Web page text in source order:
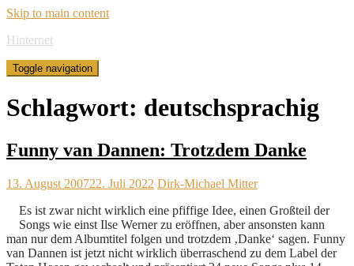
Skip to main content
Hinternet
Toggle navigation
Schlagwort: deutschsprachig
Funny van Dannen: Trotzdem Danke
13. August 200722. Juli 2022 Dirk-Michael Mitter
Es ist zwar nicht wirklich eine pfiffige Idee, einen Großteil der
Songs wie einst Ilse Werner zu eröffnen, aber ansonsten kann
man nur dem Albumtitel folgen und trotzdem ‚Danke‘ sagen. Funny
van Dannen ist jetzt nicht wirklich überraschend zu dem Label der